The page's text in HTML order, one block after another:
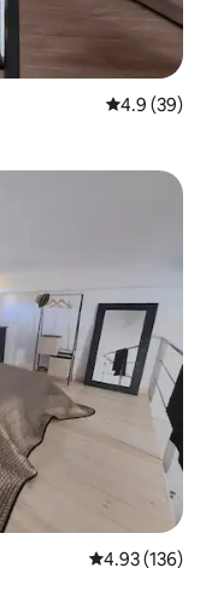
平均评分
4.9 (39)
平均评分 4.93
4.93 (136)